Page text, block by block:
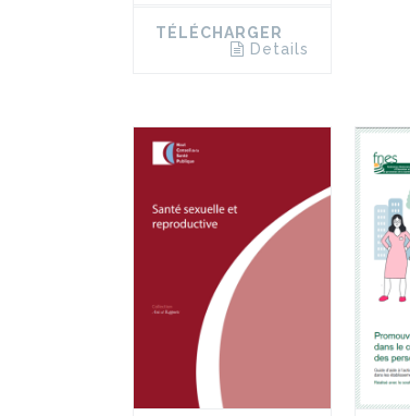
TÉLÉCHARGER
Details